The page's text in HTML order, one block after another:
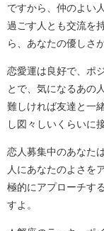
ですから、仲のよい
過ごす人とも交流を
ら、あなたの優しさ
恋愛運は良好で、ポ
とで、気になるあの
難しければ友達と一
し図々しいくらいに
恋人募集中のあなた
人にあなたのよさを
極的にアプローチす
すよ。